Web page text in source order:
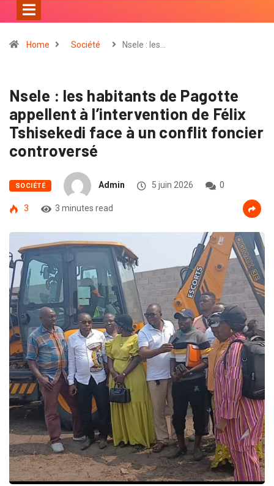
Home Société Nsele : les…
Nsele : les habitants de Pagotte
appellent à l’intervention de Félix
Tshisekedi face à un conflit foncier
controversé
SOCIÉTÉ Admin 5 juin 2026 0
3 3 minutes read